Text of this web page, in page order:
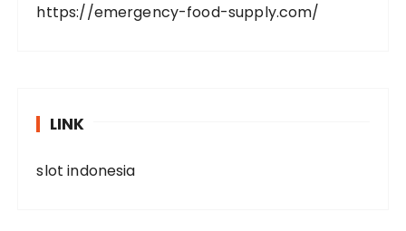
https://emergency-food-supply.com/
LINK
slot indonesia